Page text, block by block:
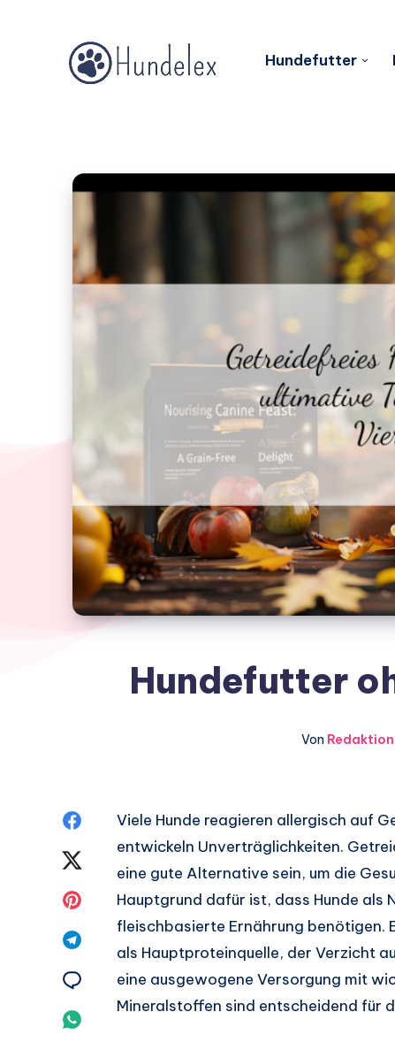
Hundefutter
Hundefutter
Von Redaktion
Facebook
teilen.
Twitter
teilen.
Pinterest
Telegram
teilen.
Email
Viele Hunde reagieren allergisch auf
entwickeln Unverträglichkeiten.
eine gute Alternative sein, um die
Hauptgrund dafür ist, dass Hunde als
fleischbasierte Ernährung benötigen.
als Hauptproteinquelle, der Verzicht
eine ausgewogene Versorgung mit
Mineralstoffen sind entscheidend für